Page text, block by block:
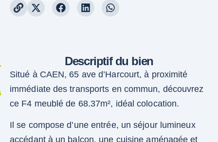
Descriptif du bien
Situé à CAEN, 65 ave d’Harcourt, à proximité
immédiate des transports en commun, découvrez
ce F4 meublé de 68.37m², idéal colocation.
Il se compose d’une entrée, un séjour lumineux
accédant à un balcon, une cuisine aménagée et